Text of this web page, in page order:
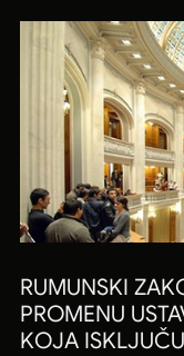
RUMUNSKI
PROMENU
KOJA